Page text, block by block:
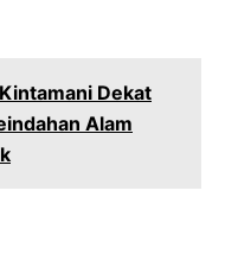
Dekat
Alam